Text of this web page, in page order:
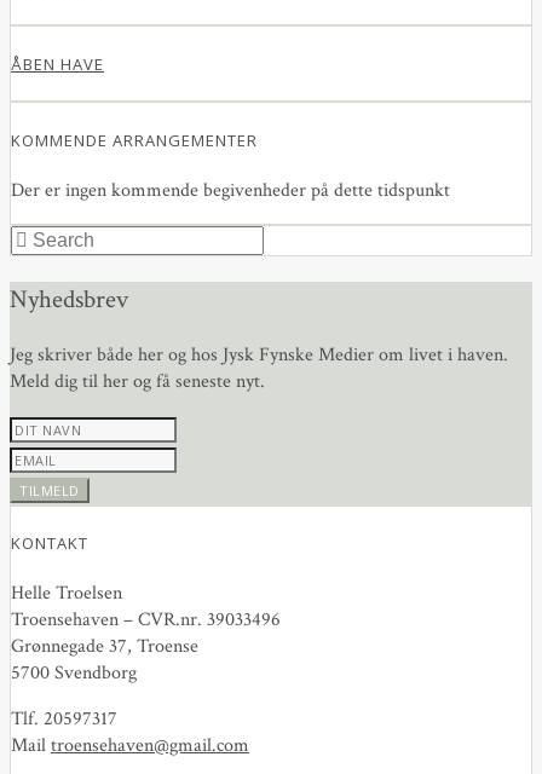
ÅBEN HAVE
KOMMENDE ARRANGEMENTER
Der er ingen kommende begivenheder på dette tidspunkt
Nyhedsbrev
Jeg skriver både her og hos Jysk Fynske Medier om livet i haven.
Meld dig til her og få seneste nyt.
KONTAKT
Helle Troelsen
Troensehaven – CVR.nr. 39033496
Grønnegade 37, Troense
5700 Svendborg
Tlf. 20597317
Mailtroensehaven@gmail.com